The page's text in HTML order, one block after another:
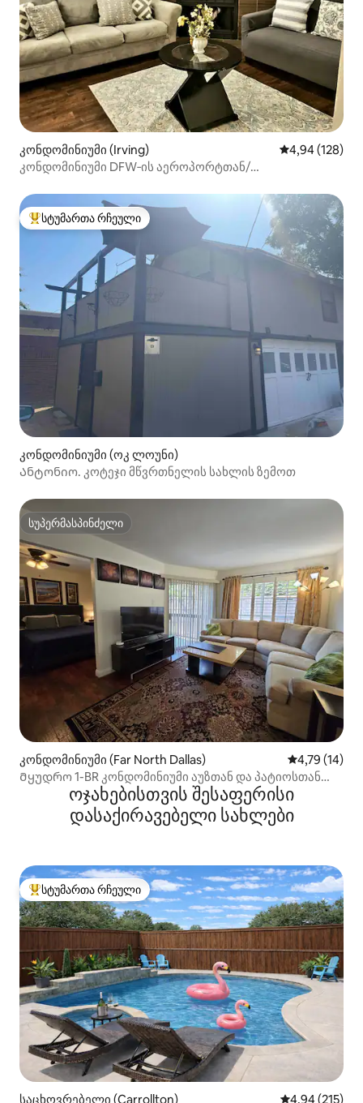
კონდომინიუმი (Irving) საშუალო
4,94 (128)
კონდომინიუმი DFW‑ის აეროპორტთან/
სტუმართა რჩეული მოწინავე ვარიანტი
სტუმართა რჩეული
კონდომინიუმი (ოკ ლოუნი)
Ანტონიო. კოტეჯი მწვრთნელის სახლის ზემოთ
სუპერმასპინძელი
სუპერმასპინძელი
კონდომინიუმი (Far North Dallas) საშუალო
4,79 (14)
Მყუდრო 1-BR კონდომინიუმი აუზთან და პატიოსთან
ერთად გეითსის გაერთიანებაში
ოჯახებისთვის შესაფერისი
დასაქირავებელი სახლები
სტუმართა რჩეული მოწინავე ვარიანტი
სტუმართა რჩეული
საცხოვრებელი (Carrollton) საშუალო
4,94 (215)